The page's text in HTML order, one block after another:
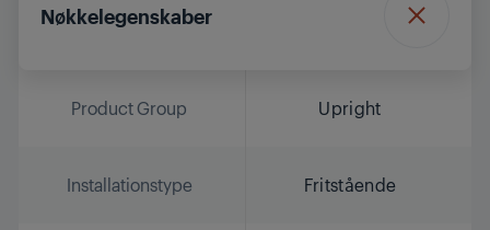
Nøkkelegenskaber
Product Group Upright
Installationstype Fritstående